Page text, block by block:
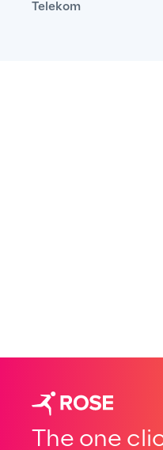
Telekom
The one